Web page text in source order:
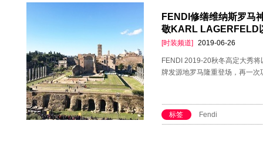
FENDI修缮维纳斯罗马
敬KARL LAGERFELD
[时装频道] 2019-06-26
FENDI 2019-20秋冬高定大秀
牌发源地罗马隆重登场，再一
标签 Fendi